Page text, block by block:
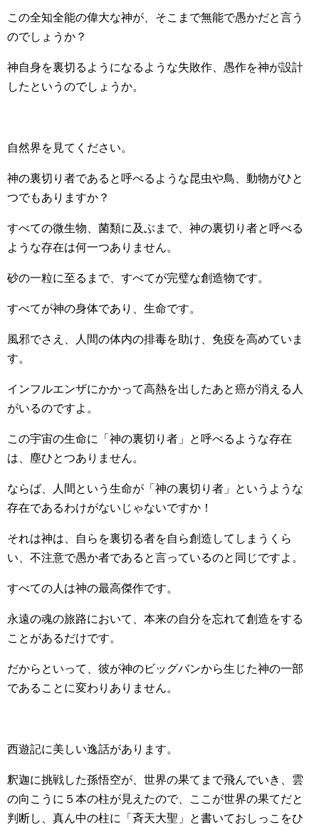
この全知全能の偉大な神が、そこまで無能で愚かだと言う
のでしょうか？
神自身を裏切るようになるような失敗作、愚作を神が設計
したというのでしょうか。
自然界を見てください。
神の裏切り者であると呼べるような昆虫や鳥、動物がひと
つでもありますか？
すべての微生物、菌類に及ぶまで、神の裏切り者と呼べる
ような存在は何一つありません。
砂の一粒に至るまで、すべてが完璧な創造物です。
すべてが神の身体であり、生命です。
風邪でさえ、人間の体内の排毒を助け、免疫を高めていま
す。
インフルエンザにかかって高熱を出したあと癌が消える人
がいるのですよ。
この宇宙の生命に「神の裏切り者」と呼べるような存在
は、塵ひとつありません。
ならば、人間という生命が「神の裏切り者」というような
存在であるわけがないじゃないですか！
それは神は、自らを裏切る者を自ら創造してしまうくら
い、不注意で愚か者であると言っているのと同じですよ。
すべての人は神の最高傑作です。
永遠の魂の旅路において、本来の自分を忘れて創造をする
ことがあるだけです。
だからといって、彼が神のビッグバンから生じた神の一部
であることに変わりありません。
西遊記に美しい逸話があります。
釈迦に挑戦した孫悟空が、世界の果てまで飛んでいき、雲
の向こうに５本の柱が見えたので、ここが世界の果てだと
判断し、真ん中の柱に「斉天大聖」と書いておしっこをひ